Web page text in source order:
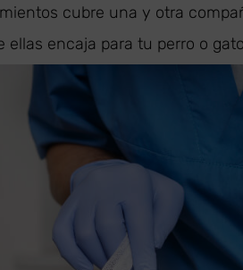
cubre una y otra
encaja para tu perro o